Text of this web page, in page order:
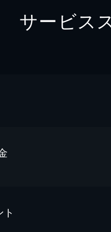
サービス